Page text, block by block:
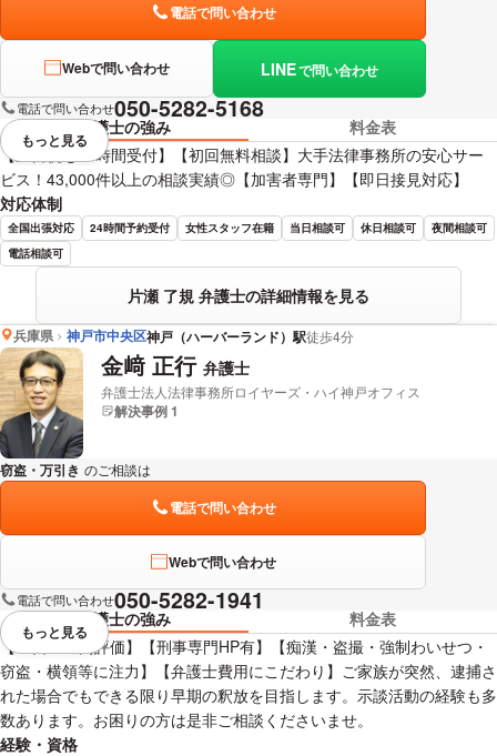
電話で問い合わせ
Webで問い合わせ LINEで問い合わせ
電話で問い合わせ050-5282-5168
弁護士の強み
料金表
【土日祝も24時間受付】【初回無料相談】大手法律事務所の安心サー
ビス！43,000件以上の相談実績◎【加害者専門】【即日接見対応】
対応体制
全国出張対応 24時間予約受付 女性スタッフ在籍 当日相談可 休日相談可
夜間相談可
電話相談可
片瀬 了規 弁護士の詳細情報を見る
視覚的に省略されている要素を
もっと見る
兵庫県 神戸市中央区神戸（ハーバーランド）駅徒歩4分
金﨑 正行 弁護士
弁護士法人法律事務所ロイヤーズ・ハイ神戸オフィス
解決事例 1
窃盗・万引き のご相談は
電話で問い合わせ
Webで問い合わせ
電話で問い合わせ050-5282-1941
弁護士の強み
料金表
【☆口コミ高評価】【刑事専門HP有】【痴漢・盗撮・強制わいせつ・
窃盗・横領等に注力】【弁護士費用にこだわり】ご家族が突然、逮捕さ
れた場合でもできる限り早期の釈放を目指します。示談活動の経験も多
数あります。お困りの方は是非ご相談くださいませ。
経験・資格
視覚的に省略されている要素を
もっと見る